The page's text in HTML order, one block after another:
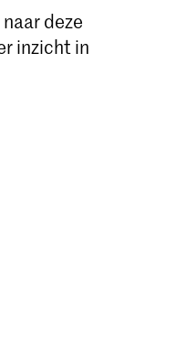
deze
inzicht in